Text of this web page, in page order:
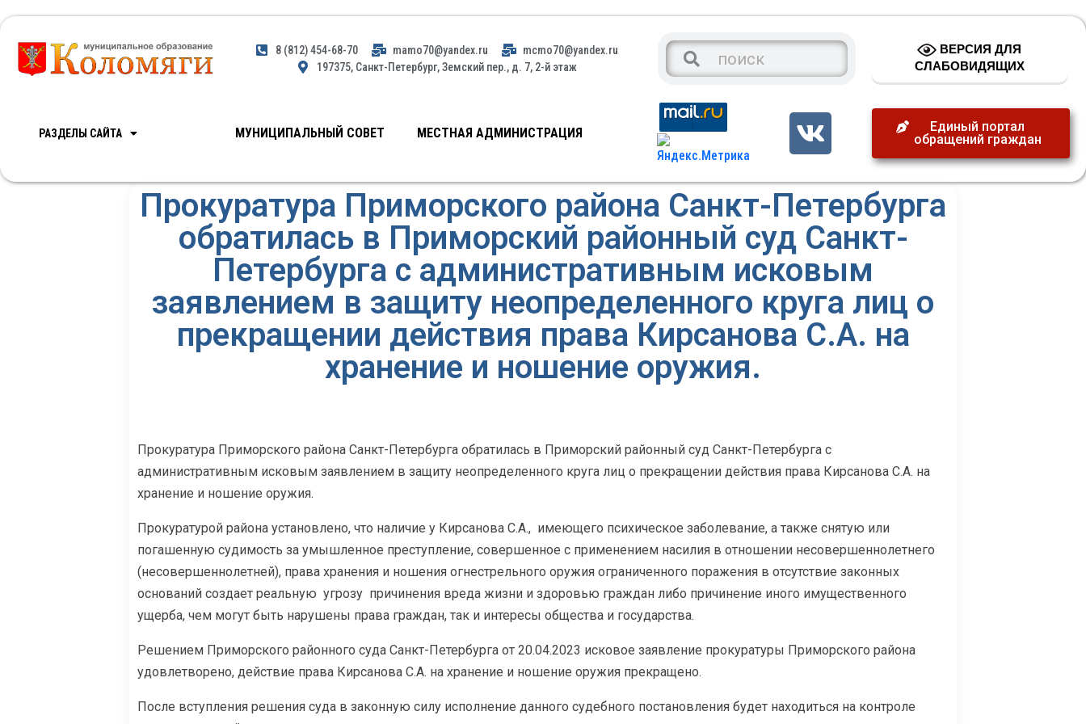
8 (812) 454-68-70 mamo70@yandex.ru
mcmo70@yandex.ru
197375, Санкт-Петербург, Земский пер., д. 7, 2-й этаж
ВЕРСИЯ ДЛЯ
СЛАБОВИДЯЩИХ
РАЗДЕЛЫ САЙТА МУНИЦИПАЛЬНЫЙ СОВЕТ МЕСТНАЯ АДМИНИСТРАЦИЯ
Единый портал
обращений граждан
Прокуратура Приморского района Санкт-Петербурга
обратилась в Приморский районный суд Санкт-
Петербурга с административным исковым
заявлением в защиту неопределенного круга лиц о
прекращении действия права Кирсанова С.А. на
хранение и ношение оружия.
Прокуратура Приморского района Санкт-Петербурга обратилась в Приморский районный суд Санкт-Петербурга с
административным исковым заявлением в защиту неопределенного круга лиц о прекращении действия права Кирсанова С.А. на
хранение и ношение оружия.
Прокуратурой района установлено, что наличие у Кирсанова С.А., имеющего психическое заболевание, а также снятую или
погашенную судимость за умышленное преступление, совершенное с применением насилия в отношении несовершеннолетнего
(несовершеннолетней), права хранения и ношения огнестрельного оружия ограниченного поражения в отсутствие законных
оснований создает реальную угрозу причинения вреда жизни и здоровью граждан либо причинение иного имущественного
ущерба, чем могут быть нарушены права граждан, так и интересы общества и государства.
Решением Приморского районного суда Санкт-Петербурга от 20.04.2023 исковое заявление прокуратуры Приморского района
удовлетворено, действие права Кирсанова С.А. на хранение и ношение оружия прекращено.
После вступления решения суда в законную силу исполнение данного судебного постановления будет находиться на контроле